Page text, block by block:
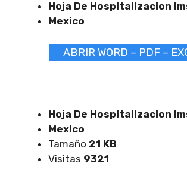
Hoja De Hospitalizacion
Mexico
ABRIR WORD – PDF –
Hoja De Hospitalizacion
Mexico
Tamaño 21 KB
Visitas 9321